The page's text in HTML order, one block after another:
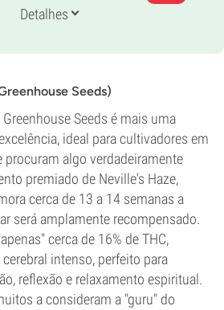
75% Sativa
Detalhes
Seeds)
Greenhouse Seeds é mais uma
ideal para cultivadores em
algo verdadeiramente
premiado de Neville's Haze,
cerca de 13 a 14 semanas a
será amplamente recompensado.
cerca de 16% de THC,
intenso, perfeito para
reflexão e relaxamento espiritual.
a consideram a "guru" do